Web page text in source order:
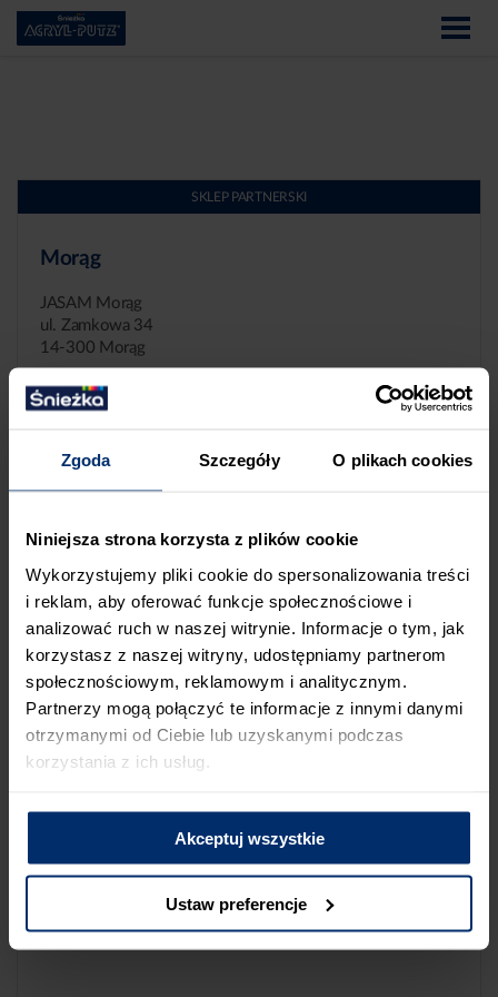
Zgoda Szczegóły O plikach cookies
Niniejsza strona korzysta z plików cookie
Wykorzystujemy pliki cookie do spersonalizowania treści
i reklam, aby oferować funkcje społecznościowe i
analizować ruch w naszej witrynie. Informacje o tym, jak
korzystasz z naszej witryny, udostępniamy partnerom
społecznościowym, reklamowym i analitycznym.
Partnerzy mogą połączyć te informacje z innymi danymi
otrzymanymi od Ciebie lub uzyskanymi podczas
korzystania z ich usług.
Akceptuj wszystkie
Ustaw preferencje
SKLEP PARTNERSKI
Morąg
JASAM Morąg
ul. Zamkowa 34
14-300 Morąg
Jeśli uważasz, że ten sklep nie powinien znaleźć się na liście
sklepów współpracujących z firmą Śnieżka lub zauważyłeś, że
dane które posiadamy są niepoprawne albo nieaktualne,
możesz zgłosić nam ten fakt przez poniższy formularz:
Powód zgłoszenia
Opis zgłoszenia